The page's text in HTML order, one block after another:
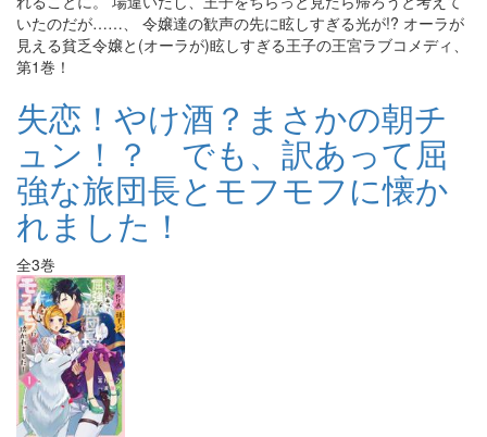
いたのだが……、 令嬢達の歓声の先に眩しすぎる光が!? オーラが
見える貧乏令嬢と(オーラが)眩しすぎる王子の王宮ラブコメディ、
第1巻！
失恋！やけ酒？まさかの朝チ
ュン！？ でも、訳あって屈
強な旅団長とモフモフに懐か
れました！
全3巻